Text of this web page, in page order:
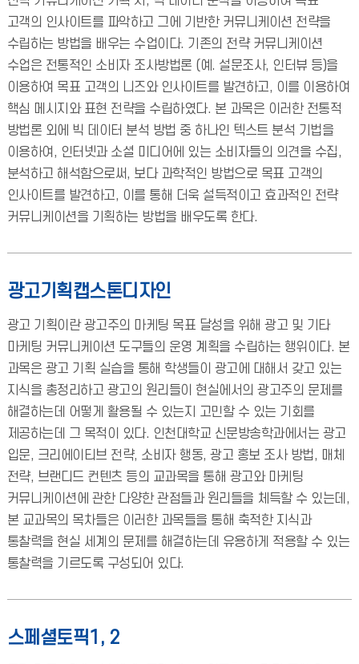
고객의 인사이트를 파악하고 그에 기반한 커뮤니케이션 전략을
수립하는 방법을 배우는 수업이다. 기존의 전략 커뮤니케이션
수업은 전통적인 소비자 조사방법론 (예. 설문조사, 인터뷰 등)을
이용하여 목표 고객의 니즈와 인사이트를 발견하고, 이를 이용하여
핵심 메시지와 표현 전략을 수립하였다. 본 과목은 이러한 전통적
방법론 외에 빅 데이터 분석 방법 중 하나인 텍스트 분석 기법을
이용하여, 인터넷과 소셜 미디어에 있는 소비자들의 의견을 수집,
분석하고 해석함으로써, 보다 과학적인 방법으로 목표 고객의
인사이트를 발견하고, 이를 통해 더욱 설득적이고 효과적인 전략
커뮤니케이션을 기획하는 방법을 배우도록 한다.
광고기획캡스톤디자인
광고 기획이란 광고주의 마케팅 목표 달성을 위해 광고 및 기타
마케팅 커뮤니케이션 도구들의 운영 계획을 수립하는 행위이다. 본
과목은 광고 기획 실습을 통해 학생들이 광고에 대해서 갖고 있는
지식을 총정리하고 광고의 원리들이 현실에서의 광고주의 문제를
해결하는데 어떻게 활용될 수 있는지 고민할 수 있는 기회를
제공하는데 그 목적이 있다. 인천대학교 신문방송학과에서는 광고
입문, 크리에이티브 전략, 소비자 행동, 광고 홍보 조사 방법, 매체
전략, 브랜디드 컨텐츠 등의 교과목을 통해 광고와 마케팅
커뮤니케이션에 관한 다양한 관점들과 원리들을 체득할 수 있는데,
본 교과목의 목차들은 이러한 과목들을 통해 축적한 지식과
통찰력을 현실 세계의 문제를 해결하는데 유용하게 적용할 수 있는
통찰력을 기르도록 구성되어 있다.
스페셜토픽1, 2